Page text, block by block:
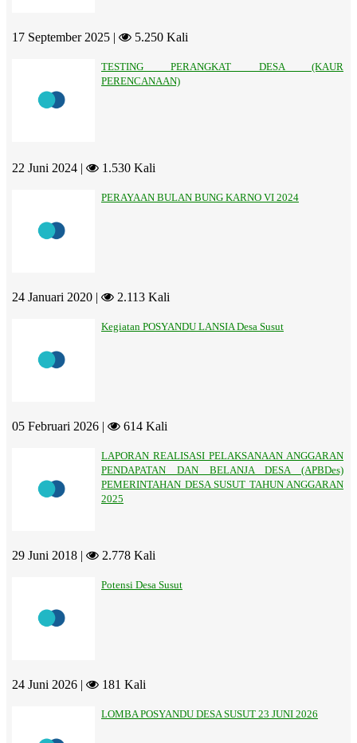
17 September 2025 | 5.250 Kali
TESTING PERANGKAT DESA (KAUR
PERENCANAAN)
22 Juni 2024 | 1.530 Kali
PERAYAAN BULAN BUNG KARNO VI 2024
24 Januari 2020 | 2.113 Kali
Kegiatan POSYANDU LANSIA Desa Susut
05 Februari 2026 | 614 Kali
LAPORAN REALISASI PELAKSANAAN ANGGARAN
PENDAPATAN DAN BELANJA DESA (APBDes)
PEMERINTAHAN DESA SUSUT TAHUN ANGGARAN
2025
29 Juni 2018 | 2.778 Kali
Potensi Desa Susut
24 Juni 2026 | 181 Kali
LOMBA POSYANDU DESA SUSUT 23 JUNI 2026